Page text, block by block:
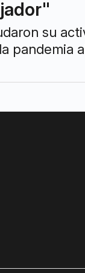
su
pandemia